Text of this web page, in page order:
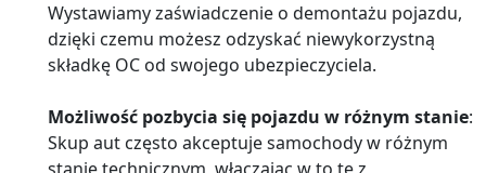
Wystawiamy zaświadczenie o demontażu pojazdu,
dzięki czemu możesz odzyskać niewykorzystną
składkę OC od swojego ubezpieczyciela.
Możliwość pozbycia się pojazdu w różnym stanie:
Skup aut często akceptuje samochody w różnym